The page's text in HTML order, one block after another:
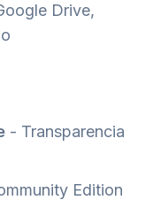
Drive,
- Transparencia
Edition